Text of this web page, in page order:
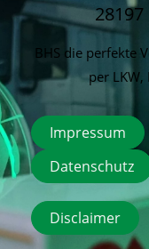
BHS die perfekte
per LKW,
Impressum
Datenschutz
Disclaimer